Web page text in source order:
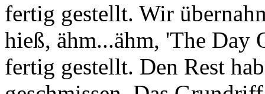
fertig gestellt. Wir
hieß, ähm...ähm, 'The Day
fertig gestellt. Den Rest